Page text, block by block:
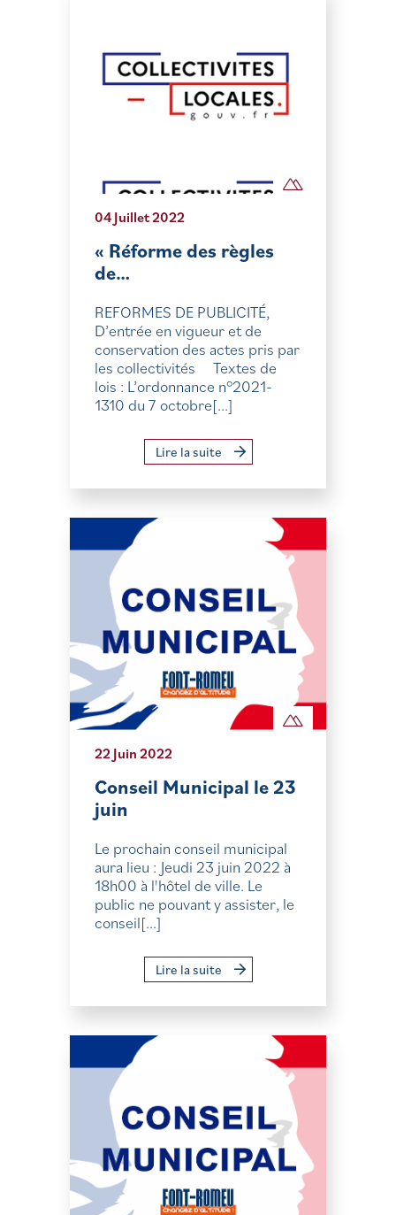
04 Juillet 2022
« Réforme des règles
de…
REFORMES DE PUBLICITÉ,
D’entrée en vigueur et de
conservation des actes pris par
les collectivités Textes de
lois : L’ordonnance n°2021-
1310 du 7 octobre[...]
Lire la suite
22 Juin 2022
Conseil Municipal le 23
juin
Le prochain conseil municipal
aura lieu : Jeudi 23 juin 2022 à
18h00 à l'hôtel de ville. Le
public ne pouvant y assister, le
conseil[...]
Lire la suite